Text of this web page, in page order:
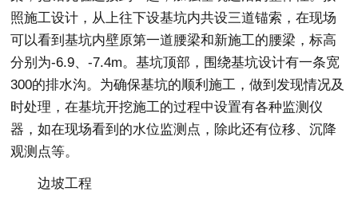
照施工设计，从上往下设基坑内共设三道锚索，在现场
可以看到基坑内壁原第一道腰梁和新施工的腰梁，标高
分别为-6.9、-7.4m。基坑顶部，围绕基坑设计有一条宽
300的排水沟。为确保基坑的顺利施工，做到发现情况及
时处理，在基坑开挖施工的过程中设置有各种监测仪
器，如在现场看到的水位监测点，除此还有位移、沉降
观测点等。
边坡工程